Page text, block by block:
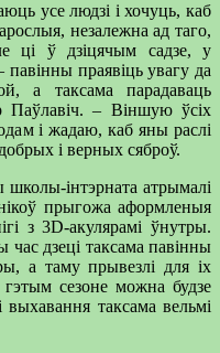
усе людзі і хочуць, каб
незалежна ад таго,
ці ў дзіцячым садзе, у
праявіць увагу да
а таксама парадаваць
Паўлавіч. – Віншую ўсіх
і жадаю, каб яны раслі
і верных сяброў.
інтэрната атрымалі
прыгожа аформленыя
з 3D-акулярамі ўнутры.
час дзеці таксама павінны
а таму прывезлі для іх
сезоне можна будзе
таксама вельмі